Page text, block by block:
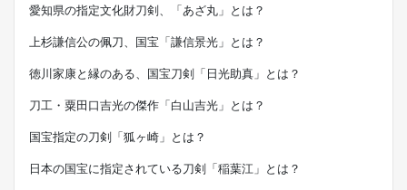
愛知県の指定文化財刀剣、「あざ丸」とは？
上杉謙信公の佩刀、国宝「謙信景光」とは？
徳川家康と縁のある、国宝刀剣「日光助真」とは？
刀工・粟田口吉光の傑作「白山吉光」とは？
国宝指定の刀剣「狐ヶ崎」とは？
日本の国宝に指定されている刀剣「稲葉江」とは？